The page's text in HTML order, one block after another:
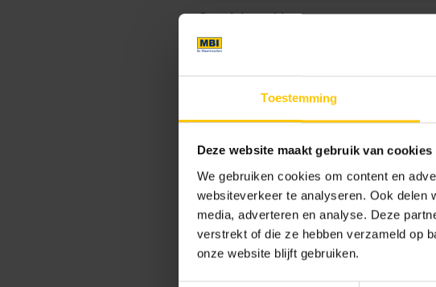
Toestemming
Deze website maakt gebruik van cookies
We gebruiken cookies om content en
websiteverkeer te analyseren. Ook delen
media, adverteren en analyse. Deze
verstrekt of die ze hebben verzameld op
onze website blijft gebruiken.
Speciale stukken:
Kleurcode:
Maat
0 x 0 x 8 10.5 x 10.5 x 8 21.1 x